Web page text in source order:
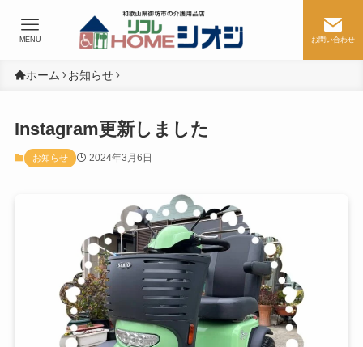
お問い合わせ
MENU
ホーム お知らせ
Instagram更新しました
お知らせ 2024年3月6日